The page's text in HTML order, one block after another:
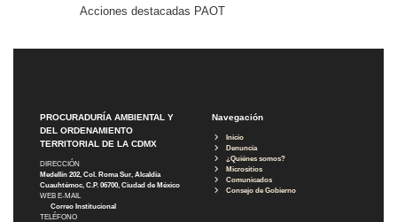
Acciones destacadas PAOT
PROCURADURÍA AMBIENTAL Y
DEL ORDENAMIENTO
TERRITORIAL DE LA CDMX
DIRECCIÓN
Medellín 202, Col. Roma Sur, Alcaldía
Cuauhtémoc, C.P. 06700, Ciudad de México
WEB E-MAIL
Correo Institucional
TELÉFONO
Navegación
Inicio
Denuncia
¿Quiénes somos?
Micrositios
Comunicados
Consejo de Gobierno